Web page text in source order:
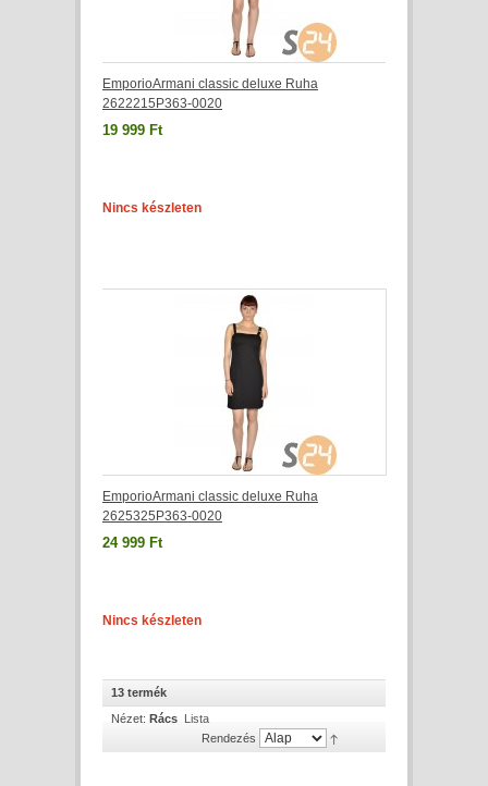
EmporioArmani classic deluxe Ruha
2622215P363-0020
19 999 Ft
Nincs készleten
EmporioArmani classic deluxe Ruha
2625325P363-0020
24 999 Ft
Nincs készleten
13 termék
Nézet: Rács Lista
Rendezés